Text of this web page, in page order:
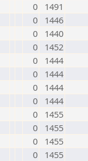
0
1491
0
1446
0
1440
0
1452
0
1444
0
1444
0
1444
0
1444
0
1455
0
1455
0
1455
0
1455